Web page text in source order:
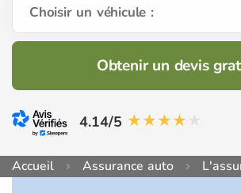
Choisir un véhicule :
Obtenir un devis
4.14/5
Accueil Assurance auto